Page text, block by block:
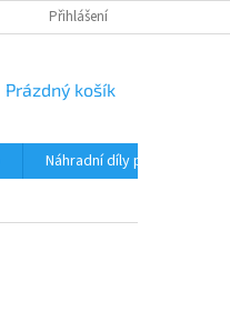
Přihlášení
NÁKUPNÍ
Prázdný košík
Náhradní díly pro